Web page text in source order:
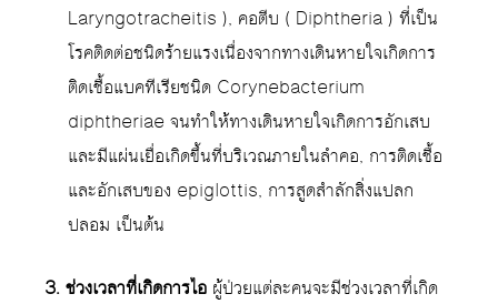
Laryngotracheitis ), คอตีบ ( Diphtheria ) ที่เป็น
โรคติดต่อชนิดร้ายแรงเนื่องจากทางเดินหายใจเกิดการ
ติดเชื้อแบคทีเรียชนิด Corynebacterium
diphtheriae จนทำให้ทางเดินหายใจเกิดการอักเสบ
และมีแผ่นเยื่อเกิดขึ้นที่บริเวณภายในลำคอ, การติดเชื้อ
และอักเสบของ epiglottis, การสูดสำลักสิ่งแปลก
ปลอม เป็นต้น
3. ช่วงเวลาที่เกิดการไอ ผู้ป่วยแต่ละคนจะมีช่วงเวลาที่เกิด